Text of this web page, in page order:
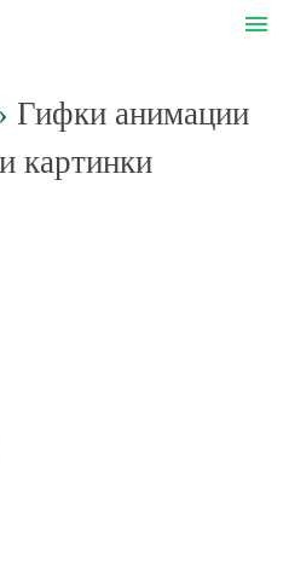
menu
Гифки анимации
картинки